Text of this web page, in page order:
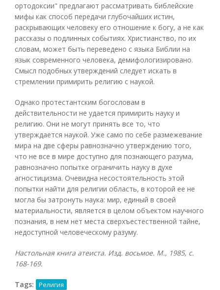
ортодоксии" предлагают рассматривать библейские
мифы как способ передачи глубочайших истин,
раскрывающих человеку его отношение к богу, а не как
рассказы о подлинных событиях. Христианство, по их
словам, может быть переведено с языка Библии на
язык современного человека, демифологизировано.
Смысл подобных утверждений следует искать в
стремлении примирить религию с наукой.
Однако протестантским богословам в
действительности не удается примирить науку и
религию. Они не могут принять все то, что
утверждается наукой. Уже само по себе размежевание
мира на две сферы равнозначно утверждению того,
что не все в мире доступно для познающего разума,
равнозначно попытке ограничить науку в духе
агностицизма. Очевидна несостоятельность этой
попытки найти для религии область, в которой ее не
могла бы затронуть наука: мир, единый в своей
материальности, является в целом объектом научного
познания, в нем нет места сверхъестественной тайне,
недоступной человеческому разуму.
Настольная книга атеиста. Изд. восьмое. М., 1985, с.
168-169.
Tags: Религия